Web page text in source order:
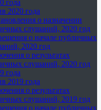
года
2020 года
о назначении
слушаний, 2020 год
о начале публичных
2020 год
о результатах
слушаний, 2020 год
года
2019 года
о результатах
слушаний, 2019 год
о начале публичных